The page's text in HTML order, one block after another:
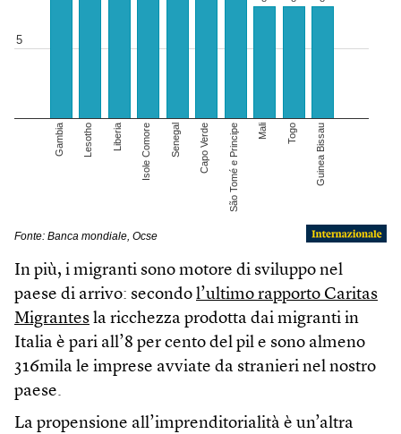
In più, i migranti sono motore di sviluppo nel
paese di arrivo: secondo l’ultimo rapporto Caritas
Migrantes la ricchezza prodotta dai migranti in
Italia è pari all’8 per cento del pil e sono almeno
316mila le imprese avviate da stranieri nel nostro
paese.
La propensione all’imprenditorialità è un’altra